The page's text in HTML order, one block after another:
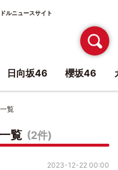
ルニュースサイト
覧
覧 (2件)
2023-12-22 00:00
日向坂46 櫻坂46